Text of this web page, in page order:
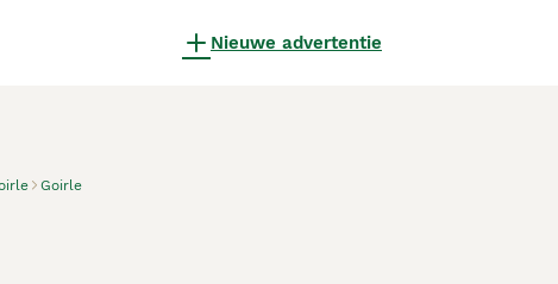
Nieuwe advertentie
Goirle